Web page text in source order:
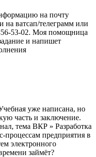
на почту
на ватсап/телеграмм или
53-02. Моя помощница
и напишет
уже написана, но
часть и заключение.
тема ВКР » Разработка
процессам предприятия в
электронного
займёт?